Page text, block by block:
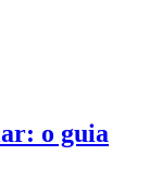
o guia